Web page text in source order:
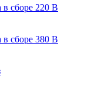
в сборе 220 В
в сборе 380 В